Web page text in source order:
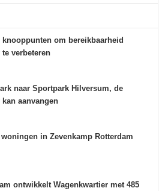
om bereikbaarheid
verbeteren
naar Sportpark Hilversum, de
aanvangen
in Zevenkamp Rotterdam
ontwikkelt Wagenkwartier met 485